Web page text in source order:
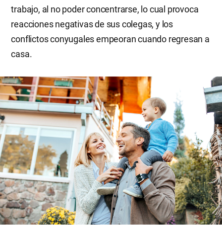
trabajo, al no poder concentrarse, lo cual provoca
reacciones negativas de sus colegas, y los
conflictos conyugales empeoran cuando regresan a
casa.